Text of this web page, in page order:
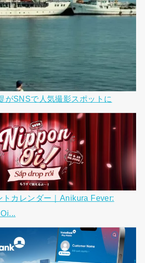
がSNSで人気撮影スポットに
トカレンダー｜Anikura Fever: